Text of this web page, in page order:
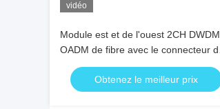
vidéo
Module est et de l'ouest 2CH DWDM
OADM de fibre avec le connecteur de
Sc RPA
Obtenez le meilleur prix